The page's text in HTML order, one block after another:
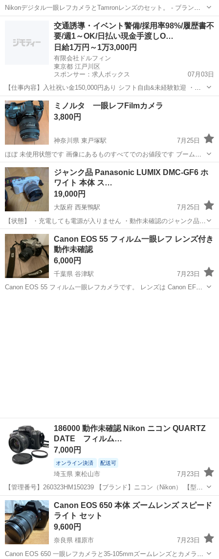
Nikonデジタル一眼レフカメラとTamronレンズのセット。 - ブランド:
Nikon - レンズ: Tamron 17-50mm f/2.8 - 充電器: Nikon Quick Charger
カメラ デジタル一眼レフカメラ
交通誘導・イベント警備/採用率98%/履歴書不
要/週1～OK/日払い現金手渡しO…
日給1万円～1万3,000円
有限会社ドルフィン
東京都 江戸川区
スポンサー：求人ボックス
07月03日
【仕事内容】入社祝い金150,000円あり シフト自由&未経験歓迎
・直
行直帰OK ・一部車・自転車・バイク通勤OK ・週1～OK ・日払い・
週払いOK、現金手渡しも可能です! <仕事内容> 建築・土木工事現場
で...
アルバイト・パート
ミノルタ 一眼レフFilmカメラ
3,800円
神奈川県 東戸塚駅
7月25日
ほぼ 未使用状態です 画像にあるものすべてでのお値段です ブームで
購入したものの、ほぼ陽の目を見ることがありませんでした カメラに
ついては素人そのものですので御理解ください よろしければご検討下
さい
神奈川 横浜市 東戸塚駅
ジャンク品 Panasonic LUMIX DMC-GF6 ホ
ワイト 本体 ス…
19,000円
大阪府 西巣鴨駅
7月25日
【状態】 ・充電しても電源が入りません ・動作未確認のジャンク品で
す。修理・部品取り目的でお願いします。 ・外観は綺麗めですが、使
用感はあります (目立つ傷はありませんが写真でご確認ください。)
【付属品】 ・肩紐（ストラ...
大阪 大阪市
Canon EOS 55 フィルム一眼レフ レンズ付き
動作未確認
6,000円
千葉県 谷津駅
7月23日
Canon EOS 55 フィルム一眼レフカメラです。 レンズは Canon EF
186000 動作未確認 Nikon ニコン QUARTZ
DATE フィルム…
7,000円
オンライン決済 配送可
埼玉県 東松山市
7月23日
【管理番号】260323HM150239 【ブランド】ニコン（Nikon） 【型
番】F-601 【カラー】ブラック 【通電確認】未確認 【動作確認】未確
認 ■コンディション・状態 ...
埼玉 東松山市 Nikon
Canon EOS 650 本体 ズームレンズ スピード
ライト セット
9,600円
奈良県 橿原市
7月23日
Canon EOS 650 一眼レフカメラと35-105mmズームレンズとカメラケ